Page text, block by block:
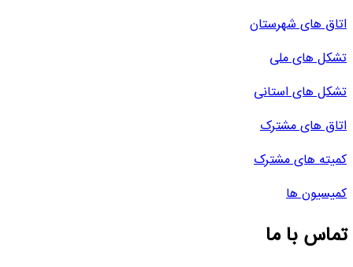
اتاق های شهرستان
تشکل های ملی
تشکل های استانی
اتاق های مشترک
کمیته های مشترک
کمیسیون ها
تماس با ما